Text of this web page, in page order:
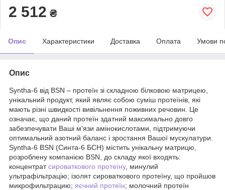
2 512 ₴
Опис Характеристики Доставка Оплата Умови
Опис
Syntha-6 від BSN – протеїн зі складною білковою матрицею,
унікальний продукт, який являє собою суміш протеїнів, які
мають різні швидкості вивільнення поживних речовин. Це
означає, що даний протеїн здатний максимально довго
забезпечувати Ваші м'язи амінокислотами, підтримуючи
оптимальний азотний баланс і зростання Вашої мускулатури.
Syntha-6 BSN (Синта-6 БСН) містить унікальну матрицю,
розроблену компанією BSN, до складу якої входять:
концентратсироваткового протеїну, минулий
ультрафільтрацію; ізолят сироваткового протеїну, що пройшов
микрофильтрацию; яєчний протеїн; молочний протеїн